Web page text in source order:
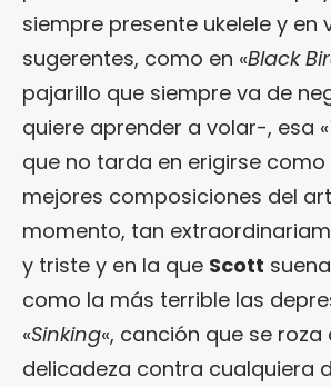
siempre presente ukelele y en
sugerentes, como en «Black
pajarillo que siempre va de
quiere aprender a volar-, esa «
que no tarda en erigirse como
mejores composiciones del
momento, tan
y triste y en la que Scott
como la más terrible las
«Sinking«, canción que se roza
delicadeza contra cualquiera